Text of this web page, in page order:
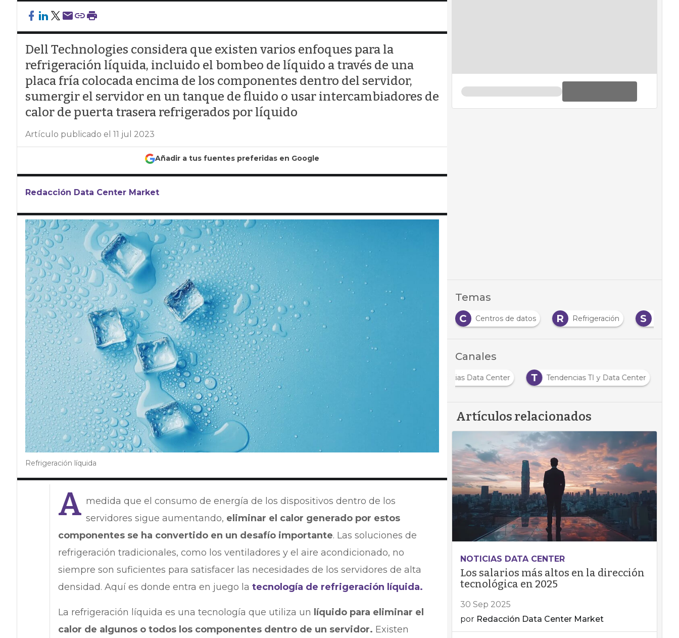
Dell Technologies considera que existen varios enfoques para la
refrigeración líquida, incluido el bombeo de líquido a través de una
placa fría colocada encima de los componentes dentro del servidor,
sumergir el servidor en un tanque de fluido o usar intercambiadores de
calor de puerta trasera refrigerados por líquido
Artículo publicado el 11 jul 2023
Añadir a tus fuentes preferidas en Google
Redacción Data Center Market
Refrigeración líquida
A medida que el consumo de energía de los dispositivos dentro de los
servidores sigue aumentando, eliminar el calor generado por estos
componentes se ha convertido en un desafío importante. Las soluciones de
refrigeración tradicionales, como los ventiladores y el aire acondicionado, no
siempre son suficientes para satisfacer las necesidades de los servidores de alta
densidad. Aquí es donde entra en juego la tecnología de refrigeración líquida.
La refrigeración líquida es una tecnología que utiliza un líquido para eliminar el
calor de algunos o todos los componentes dentro de un servidor. Existen
Temas
C Centros de datos R Refrigeración S
Canales
Noticias Data Center T Tendencias TI y Data Center
Artículos relacionados
NOTICIAS DATA CENTER
Los salarios más altos en la dirección
tecnológica en 2025
30 Sep 2025
por Redacción Data Center Market